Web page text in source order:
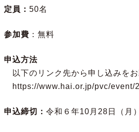
定員： 50名
参加費 ：無料
申込方法
以下のリンク先から申し込みをお
https://www.hai.or.jp/pvc/event/
申込締切： 令和６年10月28日（月）